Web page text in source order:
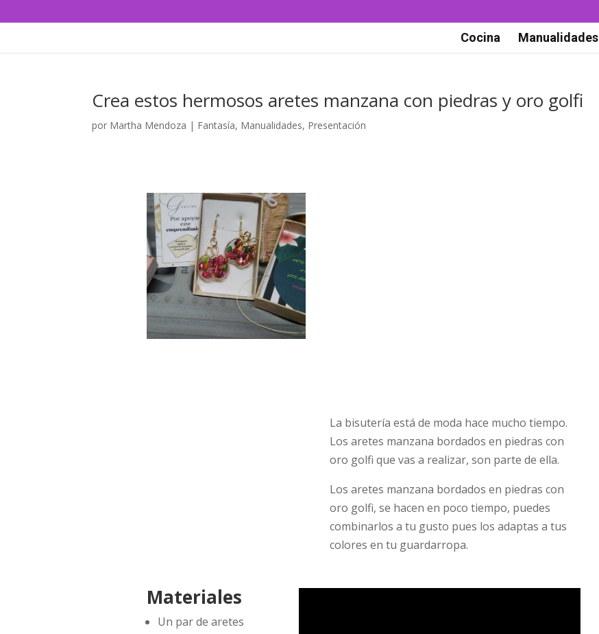
Cocina Manualidades
Crea estos hermosos aretes manzana con piedras y oro golfi
por Martha Mendoza | Fantasía, Manualidades, Presentación
La bisutería está de moda hace mucho tiempo.
Los aretes manzana bordados en piedras con
oro golfi que vas a realizar, son parte de ella.
Los aretes manzana bordados en piedras con
oro golfi, se hacen en poco tiempo, puedes
combinarlos a tu gusto pues los adaptas a tus
colores en tu guardarropa.
Materiales
Un par de aretes